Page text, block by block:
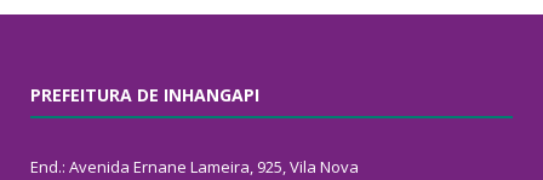
PREFEITURA DE INHANGAPI
End.: Avenida Ernane Lameira, 925, Vila Nova